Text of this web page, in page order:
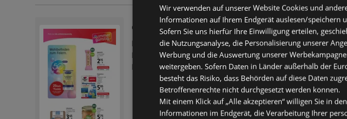
dm: Journal Express
Flugblatt – 10 Seiten
Flugblatt nur gültig bis: 26.08.2026
Entfernt: 6,3 km
Wir verwenden auf unserer Website Cookies und
Informationen auf Ihrem Endgerät auslesen/speichern
Sofern Sie uns hierfür Ihre Einwilligung erteilen,
die Nutzungsanalyse, die Personalisierung unserer
Werbung und die Auswertung unserer
weitergeben. Sofern Daten in Länder außerhalb der
besteht das Risiko, dass Behörden auf diese Daten
Betroffenenrechte nicht durchgesetzt werden können.
Mit einem Klick auf „Alle akzeptieren“ willigen Sie in
Informationen im Endgerät, die Verarbeitung Ihrer